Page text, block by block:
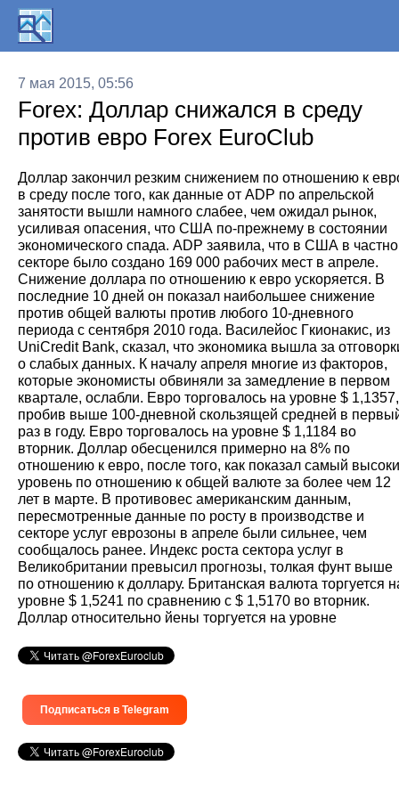
7 мая 2015, 05:56
Foreх: Доллар снижался в среду
против евро Forex EuroClub
Доллар закончил резким снижением по отношению к
в среду после того, как данные от ADP по апрельской
занятости вышли намного слабее, чем ожидал рынок,
усиливая опасения, что США по-прежнему в состоянии
экономического спада. ADP заявила, что в США в
секторе было создано 169 000 рабочих мест в апреле.
Снижение доллара по отношению к евро ускоряется. В
последние 10 дней он показал наибольшее снижение
против общей валюты против любого 10-дневного
периода с сентября 2010 года. Василейос Гкионакис, из
UniCredit Bank, сказал, что экономика вышла за
о слабых данных. К началу апреля многие из факторов,
которые экономисты обвиняли за замедление в первом
квартале, ослабли. Евро торговалось на уровне $ 1,1357,
пробив выше 100-дневной скользящей средней в
раз в году. Евро торговалось на уровне $ 1,1184 во
вторник. Доллар обесценился примерно на 8% по
отношению к евро, после того, как показал самый
уровень по отношению к общей валюте за более чем 12
лет в марте. В противовес американским данным,
пересмотренные данные по росту в производстве и
секторе услуг еврозоны в апреле были сильнее, чем
сообщалось ранее. Индекс роста сектора услуг в
Великобритании превысил прогнозы, толкая фунт выше
по отношению к доллару. Британская валюта торгуется
уровне $ 1,5241 по сравнению с $ 1,5170 во вторник.
Доллар относительно йены торгуется на уровне
Подписаться в Telegram